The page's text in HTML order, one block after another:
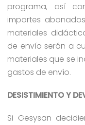
programa, así
importes
materiales
de envío serán a
materiales que se
gastos de envío.
DESISTIMIENTO Y
Si Gesysan